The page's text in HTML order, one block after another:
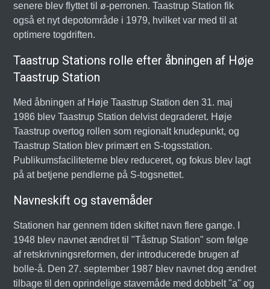
senere blev flyttet til ø-perronen. Taastrup Station fik
også et nyt depotområde i 1979, hvilket var med til at
optimere togdriften.
Taastrup Stations rolle efter åbningen af Høje
Taastrup Station
Med åbningen af Høje Taastrup Station den 31. maj
1986 blev Taastrup Station delvist degraderet. Høje
Taastrup overtog rollen som regionalt knudepunkt, og
Taastrup Station blev primært en S-togsstation.
Publikumsfaciliteterne blev reduceret, og fokus blev lagt
på at betjene pendlerne på S-togsnettet.
Navneskift og stavemåder
Stationen har gennem tiden skiftet navn flere gange. I
1948 blev navnet ændret til "Tåstrup Station" som følge
af retskrivningsreformen, der introducerede brugen af
bolle-å. Den 27. september 1987 blev navnet dog ændret
tilbage til den oprindelige stavemåde med dobbelt "a" og